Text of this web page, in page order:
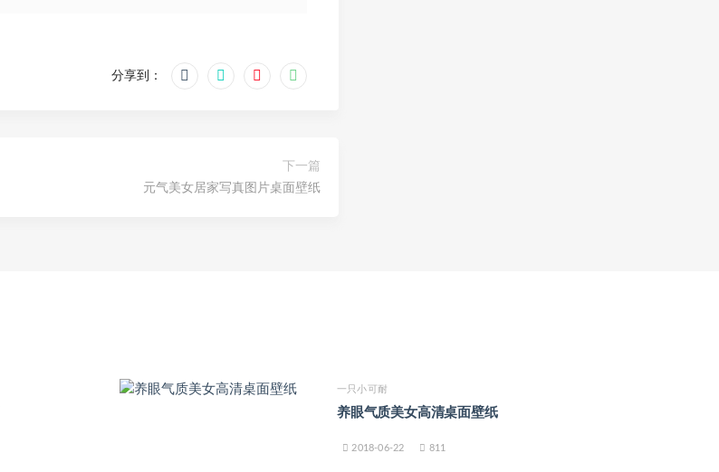
分享到：
下一篇
元气美女居家写真图片桌面壁纸
一只小可耐
养眼气质美女高清桌面壁纸
2018-06-22 811